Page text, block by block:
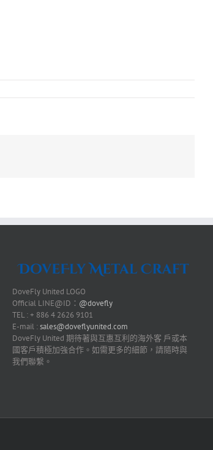
DoveFly United LOGO
Official LINE@ID： @dovefly
TEL : + 886 4 2626 9101
E-mail :sales@doveflyunited.com
DoveFly United 期待著與互惠互利的海外客 戶或本
國客戶積極加強合作。如需更多的細節，請隨時與
我們聯繫。